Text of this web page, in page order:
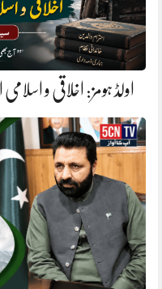
اولڈ ہومز: اخلاقی و